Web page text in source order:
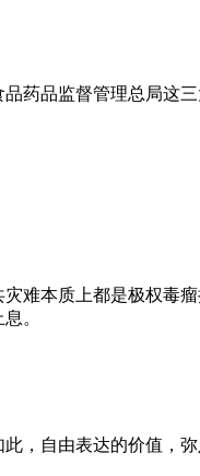
药品监督管理总局这
难本质上都是极权毒
。
，自由表达的价值，